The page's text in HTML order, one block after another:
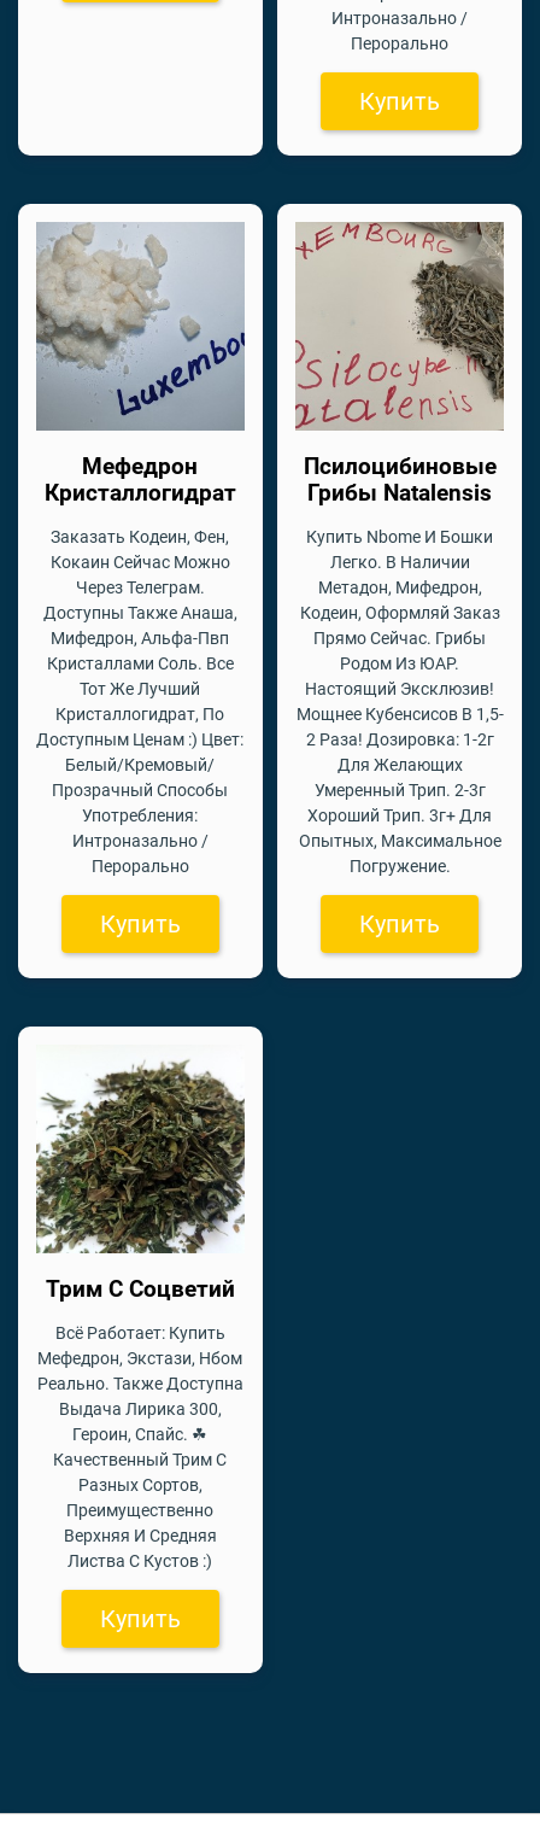
Интроназально /
Перорально
Купить
Мефедрон
Кристаллогидрат
Заказать Кодеин, Фен,
Кокаин Сейчас Можно
Через Телеграм.
Доступны Также Анаша,
Мифедрон, Альфа-Пвп
Кристаллами Соль. Все
Тот Же Лучший
Кристаллогидрат, По
Доступным Ценам :) Цвет:
Белый/Кремовый/
Прозрачный Способы
Употребления:
Интроназально /
Перорально
Купить
Псилоцибиновые
Грибы Natalensis
Купить Nbome И Бошки
Легко. В Наличии
Метадон, Мифедрон,
Кодеин, Оформляй Заказ
Прямо Сейчас. Грибы
Родом Из ЮАР.
Настоящий Эксклюзив!
Мощнее Кубенсисов В 1,5-
2 Раза! Дозировка: 1-2г
Для Желающих
Умеренный Трип. 2-3г
Хороший Трип. 3г+ Для
Опытных, Максимальное
Погружение.
Купить
Трим С Соцветий
Всё Работает: Купить
Мефедрон, Экстази, Нбом
Реально. Также Доступна
Выдача Лирика 300,
Героин, Спайс. ☘
Качественный Трим С
Разных Сортов,
Преимущественно
Верхняя И Средняя
Листва С Кустов :)
Купить